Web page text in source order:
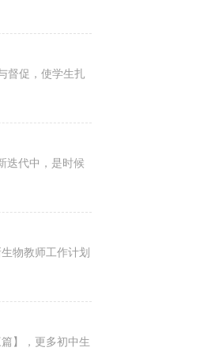
督促，使学生扎
迭代中，是时候
物教师工作计划
】，更多初中生